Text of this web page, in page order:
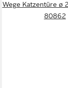
Wege Katzentüre ø
80862